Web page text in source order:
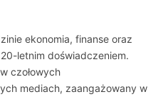
ekonomia, finanse oraz
letnim doświadczeniem.
czołowych
mediach, zaangażowany w